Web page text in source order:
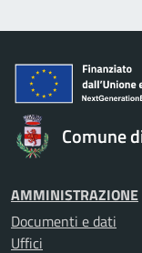
Comune
AMMINISTRAZIONE
Documenti e dati
Uffici